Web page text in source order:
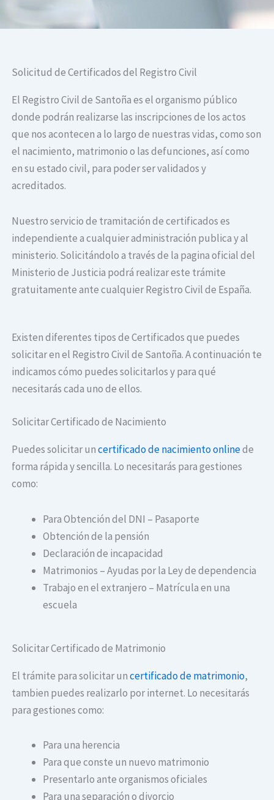
Solicitud de Certificados del Registro Civil
El Registro Civil de Santoña es el organismo público
donde podrán realizarse las inscripciones de los actos
que nos acontecen a lo largo de nuestras vidas, como son
el nacimiento, matrimonio o las defunciones, así como
en su estado civil, para poder ser validados y
acreditados.
Nuestro servicio de tramitación de certificados es
independiente a cualquier administración publica y al
ministerio. Solicitándolo a través de la pagina oficial del
Ministerio de Justicia podrá realizar este trámite
gratuitamente ante cualquier Registro Civil de España.
Existen diferentes tipos de Certificados que puedes
solicitar en el Registro Civil de Santoña. A continuación te
indicamos cómo puedes solicitarlos y para qué
necesitarás cada uno de ellos.
Solicitar Certificado de Nacimiento
Puedes solicitar uncertificado de nacimiento onlinede
forma rápida y sencilla. Lo necesitarás para gestiones
como:
Para Obtención del DNI – Pasaporte
Obtención de la pensión
Declaración de incapacidad
Matrimonios – Ayudas por la Ley de dependencia
Trabajo en el extranjero – Matrícula en una
escuela
Solicitar Certificado de Matrimonio
El trámite para solicitar uncertificado de matrimonio,
tambien puedes realizarlo por internet. Lo necesitarás
para gestiones como:
Para una herencia
Para que conste un nuevo matrimonio
Presentarlo ante organismos oficiales
Para una separación o divorcio